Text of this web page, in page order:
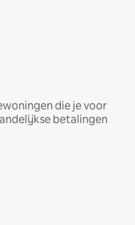
die je voor
betalingen